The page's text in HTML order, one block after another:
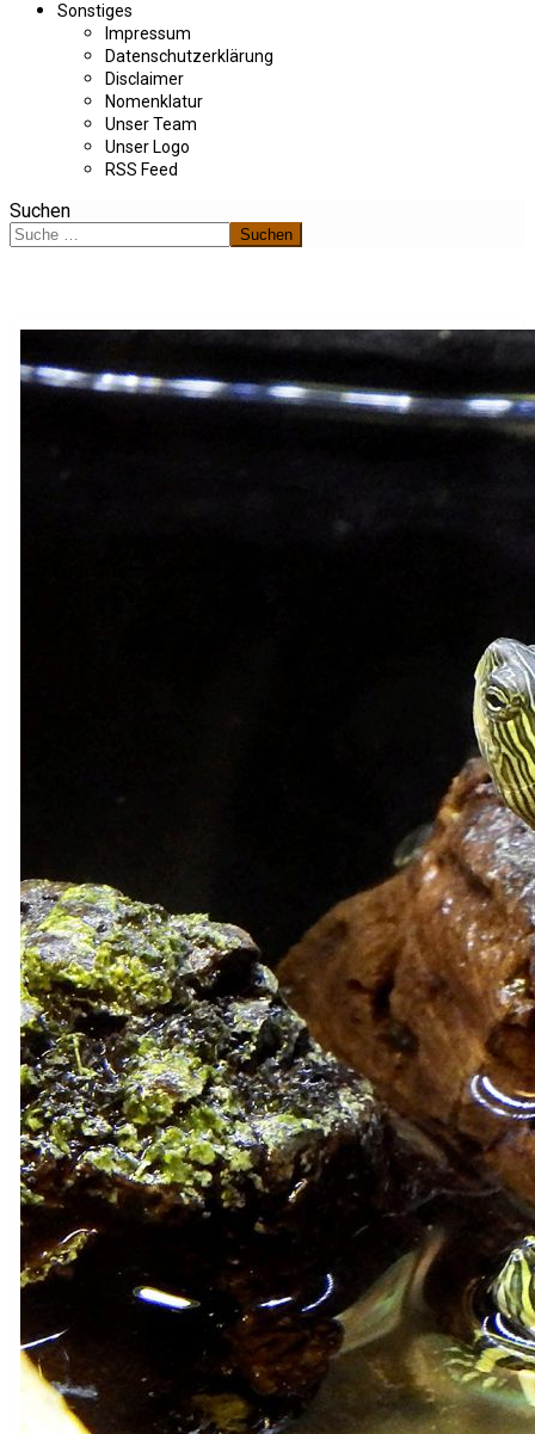
Sonstiges
Impressum
Datenschutzerklärung
Disclaimer
Nomenklatur
Unser Team
Unser Logo
RSS Feed
Suchen
Suchen